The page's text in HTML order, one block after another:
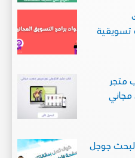
35 أداة تسويقية
متجر
مجاني
جوجل